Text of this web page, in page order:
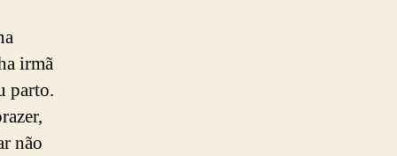
irmã
parto.
não